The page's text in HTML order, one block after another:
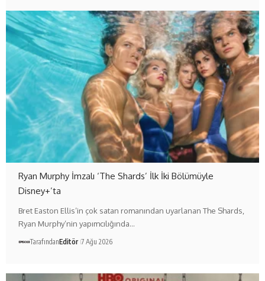
Ryan Murphy İmzalı ‘The Shards’ İlk İki Bölümüyle
Disney+’ta
Bret Easton Ellis’in çok satan romanından uyarlanan The Shards,
Ryan Murphy’nin yapımcılığında…
TarafındanEditör 7 Ağu 2026